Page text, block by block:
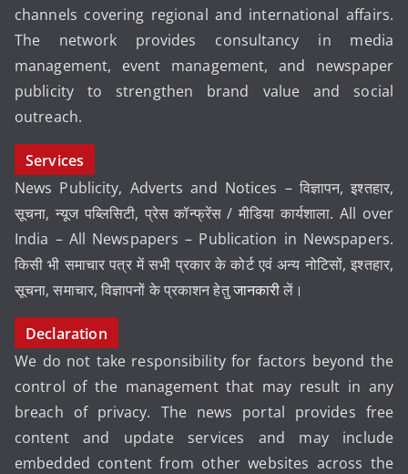
channels covering regional and international affairs.
The network provides consultancy in media
management, event management, and newspaper
publicity to strengthen brand value and social
outreach.
Services
News Publicity, Adverts and Notices – विज्ञापन, इश्तहार,
सूचना, न्यूज पब्लिसिटी, प्रेस कॉन्फ्रेंस / मीडिया कार्यशाला. All over
India – All Newspapers – Publication in Newspapers.
किसी भी समाचार पत्र में सभी प्रकार के कोर्ट एवं अन्य नोटिसों, इश्तहार,
सूचना, समाचार, विज्ञापनों के प्रकाशन हेतुजानकारीलें।
Declaration
We do not take responsibility for factors beyond the
control of the management that may result in any
breach of privacy. The news portal provides free
content and update services and may include
embedded content from other websites across the